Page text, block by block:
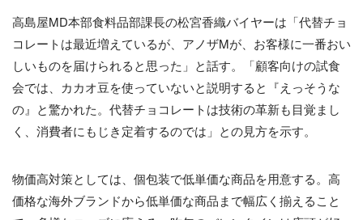
高島屋MD本部食料品部課長の松宮香織バイヤーは「代替チョ
コレートは最近増えているが、アノザMが、お客様に一番おい
しいものを届けられると思った」と話す。「顧客向けの試食
会では、カカオ豆を使っていないと説明すると『えっそうな
の』と驚かれた。代替チョコレートは技術の革新も目覚まし
く、消費者にもじき定着するのでは」との見方を示す。
物価高対策としては、個包装で低単価な商品を用意する。高
価格な海外ブランドから低単価な商品まで幅広く揃えること